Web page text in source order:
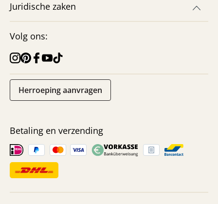
Juridische zaken
Volg ons:
Herroeping aanvragen
Betaling en verzending